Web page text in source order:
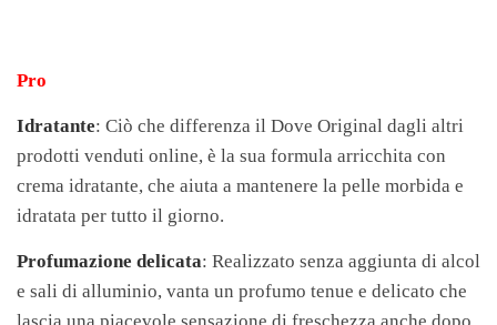
Pro
Idratante: Ciò che differenza il Dove Original dagli altri
prodotti venduti online, è la sua formula arricchita con
crema idratante, che aiuta a mantenere la pelle morbida e
idratata per tutto il giorno.
Profumazione delicata: Realizzato senza aggiunta di alcol
e sali di alluminio, vanta un profumo tenue e delicato che